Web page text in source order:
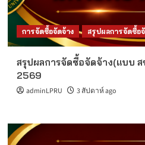
การจัดซื้อจัดจ้าง สรุปผลการจัดซื้อ
สรุปผลการจัดซื้อจัดจ้าง(แบบ
2569
adminLPRU 3 สัปดาห์ ago